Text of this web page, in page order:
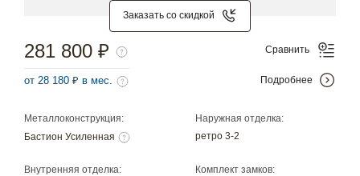
Заказать со скидкой
Металлоконструкция:
Бастион Усиленная
Наружная отделка:
ретро 3-2
Внутренняя отделка:
Комплект замков:
281 800 ₽
от 28 180 ₽ в мес.
Сравнить
Подробнее